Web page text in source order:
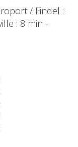
/ Findel :
: 8 min -